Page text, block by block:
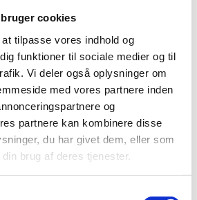
cookies
tilpasse vores indhold og
funktioner til sociale medier og til
Vi deler også oplysninger om
med vores partnere inden
og
partnere kan kombinere disse
du har givet dem, eller som
brug af deres tjenester.